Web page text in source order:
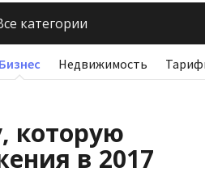
категории
Бизнес Недвижимость
которую
в 2017